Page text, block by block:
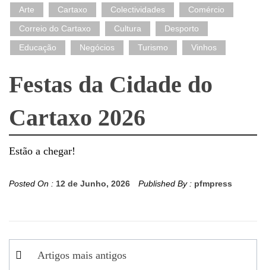
Arte Cartaxo Colectividades
Comércio
Correio do Cartaxo
Cultura
Desporto
Educação
Negócios Turismo Vinhos
Festas da Cidade do
Cartaxo 2026
Estão a chegar!
Posted On : 12 de Junho, 2026 Published By : pfmpress
Navegação
Artigos mais antigos